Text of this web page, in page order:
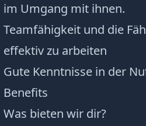
im Umgang mit ihnen.
Teamfähigkeit und die
effektiv zu arbeiten
Gute Kenntnisse in der
Benefits
Was bieten wir dir?